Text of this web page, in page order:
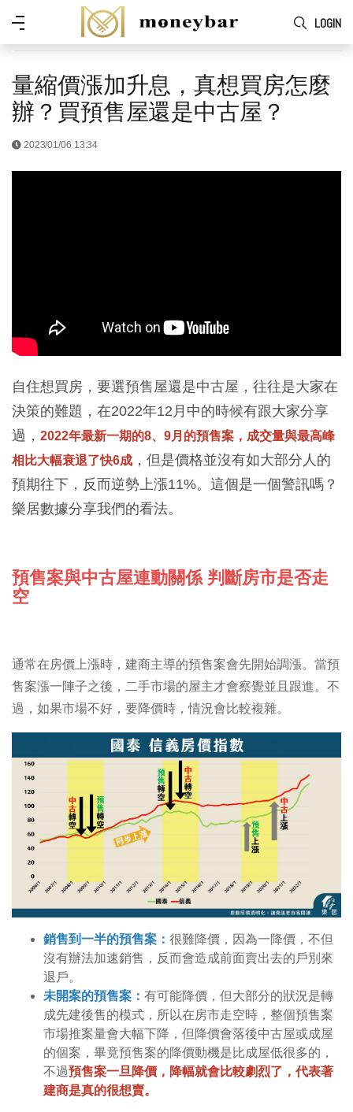
Skip to main content
LOGIN
功
量縮價漲加升息，真想買房怎麼
辦？買預售屋還是中古屋？
2023/01/06 13:34
自住想買房，要選預售屋還是中古屋，往往是大家在
決策的難題，在2022年12月中的時候有跟大家分享
過， 2022年最新一期的8、9月的預售案，成交量與最高峰
相比大幅衰退了快6成 ，但是價格並沒有如大部分人的
預期往下，反而逆勢上漲11%。這個是一個警訊嗎？
樂居數據分享我們的看法。
預售案與中古屋連動關係 判斷房市是否走
空
通常在房價上漲時，建商主導的預售案會先開始調漲。當預
售案漲一陣子之後，二手市場的屋主才會察覺並且跟進。不
過，如果市場不好，要降價時，情況會比較複雜。
銷售到一半的預售案： 很難降價，因為一降價，不但
沒有辦法加速銷售，反而會造成前面賣出去的戶別來
退戶。
未開案的預售案： 有可能降價，但大部分的狀況是轉
成先建後售的模式，所以在房市走空時，整個預售案
市場推案量會大幅下降，但降價會落後中古屋或成屋
的個案，畢竟預售案的降價動機是比成屋低很多的，
不過預售案一旦降價，降幅就會比較劇烈了，代表著
建商是真的很想賣。